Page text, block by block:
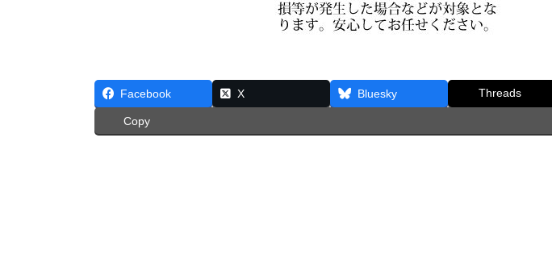
Facebook X Bluesky Threads
Copy